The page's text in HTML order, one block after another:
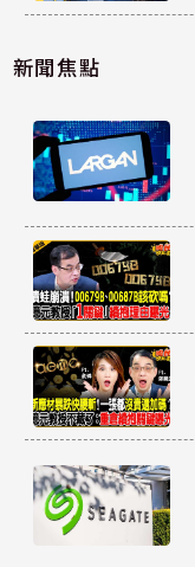
新聞焦點